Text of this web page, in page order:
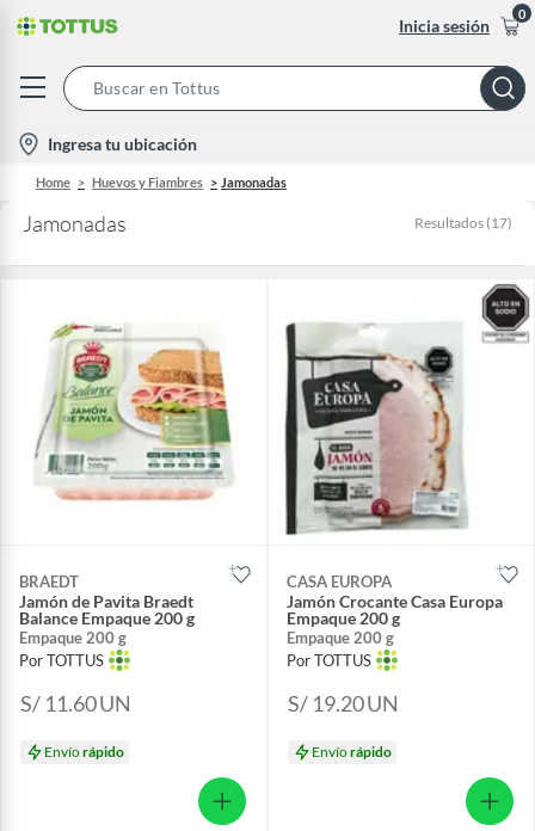
Inicia sesión
0
Bar
location-
icon
Ingresa tu ubicación
Home Huevos y Fiambres Jamonadas
Jamonadas Resultados (17)
BRAEDT
Jamón de Pavita Braedt
Balance Empaque 200 g
Empaque 200 g
Por TOTTUS
S/ 11.60UN
Envíorápido
CASA EUROPA
Jamón Crocante Casa Europa
Empaque 200 g
Empaque 200 g
Por TOTTUS
S/ 19.20UN
Envíorápido